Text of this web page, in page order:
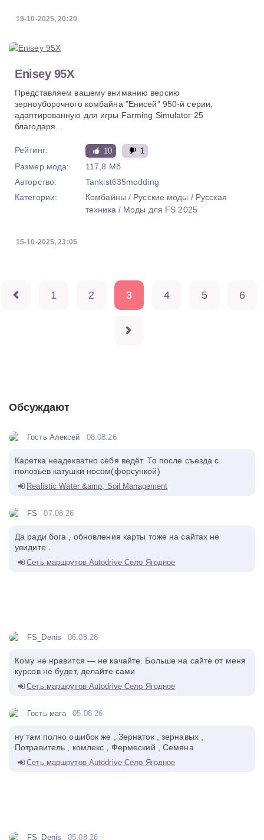
19-10-2025, 20:20
Enisey 95X
Представляем вашему вниманию версию
зерноуборочного комбайна "Енисей" 950-й серии,
адаптированную для игры Farming Simulator 25
благодаря...
Рейтинг: 10 1
Размер мода:
117,8 Мб
Авторство:
Tankist635modding
Категории:
Комбайны / Русские моды / Русская
техника/ Моды для FS 2025
15-10-2025, 23:05
1 2 3 4 5 6
Обсуждают
Гость Алексей 08.08.26
Каретка неадекватно себя ведёт. То после съезда с
полозьев катушки носом(форсункой)
Realistic Water &amp; Soil Management
FS 07.08.26
Да ради бога , обновления карты тоже на сайтах не
увидите .
Сеть маршрутов Autodrive Село Ягодное
FS_Denis 06.08.26
Кому не нравится — не качайте. Больше на сайте от меня
курсов не будет, делайте сами
Сеть маршрутов Autodrive Село Ягодное
Гость мага 05.08.26
ну там полно ошибок же , Зернаток , зернавых ,
Потравитель , комлекс , Фермеский , Семяна
Сеть маршрутов Autodrive Село Ягодное
FS_Denis 05.08.26